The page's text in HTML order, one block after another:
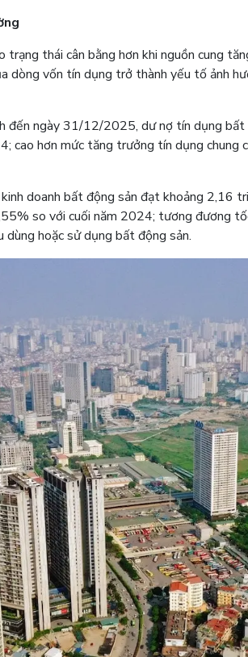
thái cân bằng hơn khi nguồn cung
dòng vốn tín dụng trở thành yếu tố ảnh
đến ngày 31/12/2025, dư nợ tín dụng
cao hơn mức tăng trưởng tín dụng chung
doanh bất động sản đạt khoảng 2,16
so với cuối năm 2024; tương đương
hoặc sử dụng bất động sản.